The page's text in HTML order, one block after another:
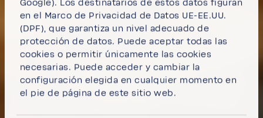
Google). Los destinatarios de estos datos figuran
en el Marco de Privacidad de Datos UE-EE.UU.
(DPF), que garantiza un nivel adecuado de
protección de datos. Puede aceptar todas las
cookies o permitir únicamente las cookies
necesarias. Puede acceder y cambiar la
configuración elegida en cualquier momento en
el pie de página de este sitio web.